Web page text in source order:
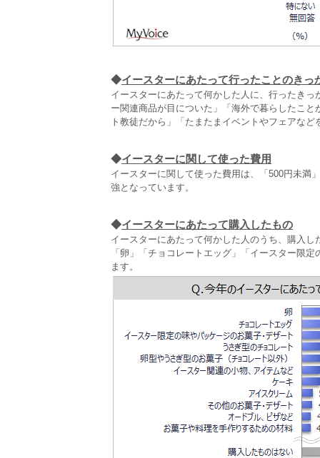
◆イースターにあたって行ったことのきっ
イースターにあたって何かした人に、行ったき
ー関連商品が目についた」「海外で暮らしたこ
ト教徒だから」「たまたまイベントやフェアな
◆イースターに関して使った費用
イースターに関して使った費用は、「500円未満
強となっています。
◆イースターにあたって購入したもの
イースターにあたって何かした人のうち、購入
「卵」「チョコレートエッグ」「イースター限
ます。